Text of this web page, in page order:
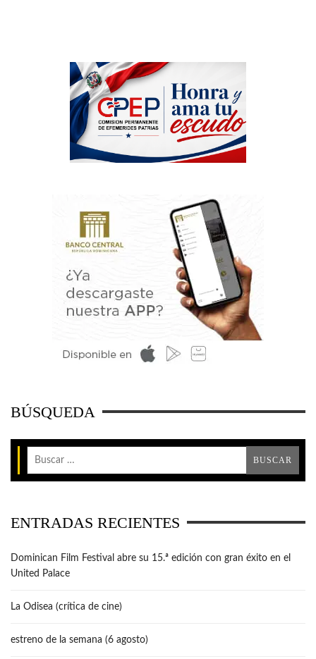
BÚSQUEDA
ENTRADAS RECIENTES
Dominican Film Festival abre su 15.ª edición con gran éxito en el
United Palace
La Odisea (crítica de cine)
estreno de la semana (6 agosto)